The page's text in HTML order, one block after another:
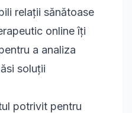
relații sănătoase
online îți
a analiza
soluții
potrivit pentru